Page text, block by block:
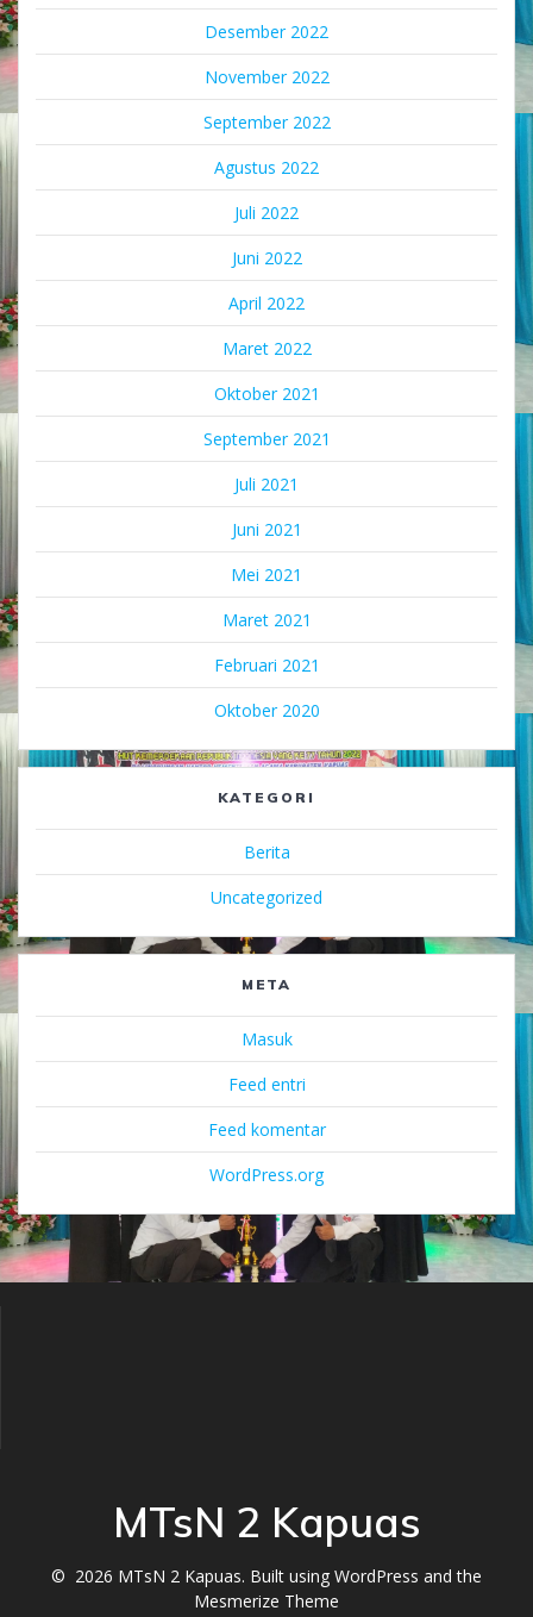
Desember 2022
November 2022
September 2022
Agustus 2022
Juli 2022
Juni 2022
April 2022
Maret 2022
Oktober 2021
September 2021
Juli 2021
Juni 2021
Mei 2021
Maret 2021
Februari 2021
Oktober 2020
KATEGORI
Berita
Uncategorized
META
Masuk
Feed entri
Feed komentar
WordPress.org
MTsN 2 Kapuas
© 2026 MTsN 2 Kapuas. Built using WordPress and the
Mesmerize Theme